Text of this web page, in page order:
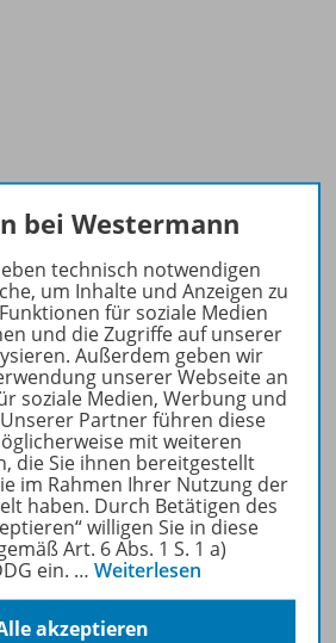
bei Westermann
technisch notwendigen
um Inhalte und Anzeigen zu
für soziale Medien
und die Zugriffe auf unserer
Außerdem geben wir
unserer Webseite an
soziale Medien, Werbung und
Partner führen diese
mit weiteren
die Sie ihnen bereitgestellt
im Rahmen Ihrer Nutzung der
haben. Durch Betätigen des
willigen Sie in diese
Art. 6 Abs. 1 S. 1 a)
ein. … Weiterlesen
akzeptieren